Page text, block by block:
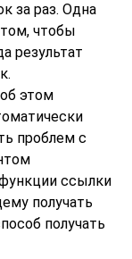
за раз. Одна
чтобы
результат
этом
проблем с
ссылки
получать
получать